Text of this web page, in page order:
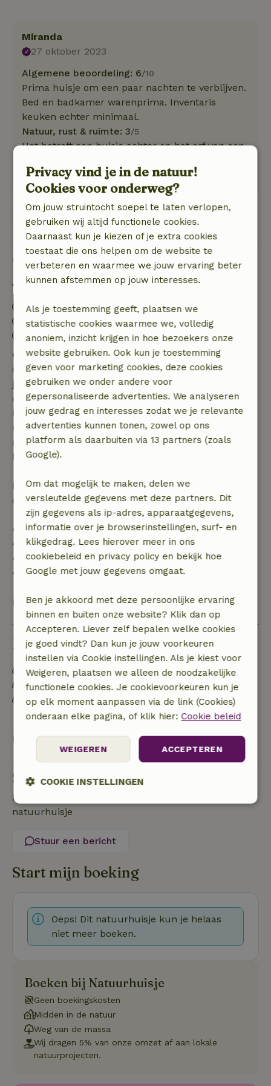
Miranda
27 oktober 2023
Algemene beoordeling: 6/10
Prima huisje om een paar nachten te verblijven.
Bed en badkamer warenprima. Inventaris
keuken echter minimaal.
Natuur, rust & ruimte: 3/5
Het betreft een huisje achter op het erf van een
een natuurhuisje.
Bekijk 1 beoordeling
Goed om te weten
Verblijfdetails
Inchecken: 15:00- 22:00
Uitchecken: 07:00- 11:00
Contactloos verblijf mogelijk
Gratis annuleren binnen 7 dagen
Gratis annuleren binnen 7 dagen na bevestiging van
je boeking, bij een boekingsaanvraag meer dan 28
dagen voor aanvang. Bij een boeking met aanvang
binnen 28 dagen geldt gratis annuleren binnen 24
uur. Bij annulering binnen gestelde periode heb je
recht op volledige terugbetaling van het
boekingsbedrag.
Daarna krijg je een deel van de reissom en 100% van
de borg terugbetaald:
• tot 42 dagen voor aankomst: 70% terugbetaald
• 42–28 dagen voor aankomst: 40% terugbetaald
• 28 dagen tot de aankomstdag: 10% terugbetaald
• op de aankomstdag of later: geen terugbetaling
Bekijk alles
Duurzaamheid
Natuurlijke isolatiematerialen
Gebouwd met natuurlijke bouwmaterialen
Afval scheiden (glas, papier, plastic,
voedselafval/biologisch)
Bekijk alles
Stel een vraag
Neem contact op met de verhuurder van het
natuurhuisje
Stuur een bericht
Start mijn boeking
Oeps! Dit natuurhuisje kun je helaas
niet meer boeken.
Boeken bij Natuurhuisje
Geen boekingskosten
Midden in de natuur
Weg van de massa
Wij dragen 5% van onze omzet af aan lokale
natuurprojecten.
Privacy vind je in de natuur!
Cookies voor onderweg?
Om jouw struintocht soepel te laten verlopen,
gebruiken wij altijd functionele cookies.
Daarnaast kun je kiezen of je extra cookies
toestaat die ons helpen om de website te
verbeteren en waarmee we jouw ervaring beter
kunnen afstemmen op jouw interesses.
Als je toestemming geeft, plaatsen we
statistische cookies waarmee we, volledig
anoniem, inzicht krijgen in hoe bezoekers onze
website gebruiken. Ook kun je toestemming
geven voor marketing cookies, deze cookies
gebruiken we onder andere voor
gepersonaliseerde advertenties. We analyseren
jouw gedrag en interesses zodat we je relevante
advertenties kunnen tonen, zowel op ons
platform als daarbuiten via 13 partners (zoals
Google).
Om dat mogelijk te maken, delen we
versleutelde gegevens met deze partners. Dit
zijn gegevens als ip-adres, apparaatgegevens,
informatie over je browserinstellingen, surf- en
klikgedrag. Lees hierover meer in ons
cookiebeleid en privacy policy en bekijk hoe
Google met jouw gegevens omgaat.
Ben je akkoord met deze persoonlijke ervaring
binnen en buiten onze website? Klik dan op
Accepteren. Liever zelf bepalen welke cookies
je goed vindt? Dan kun je jouw voorkeuren
instellen via Cookie instellingen. Als je kiest voor
Weigeren, plaatsen we alleen de noodzakelijke
functionele cookies. Je cookievoorkeuren kun je
op elk moment aanpassen via de link (Cookies)
onderaan elke pagina, of klik hier: Cookie beleid
ACCEPTEREN
WEIGEREN
COOKIE INSTELLINGEN
Strikt
noodzakelijk
Prestatie Targeting
Functioneel
Strikt noodzakelijke cookies maken de kernfunctionaliteiten
van de website mogelijk, zoals gebruikersaanmelding en
accountbeheer. De website kan niet goed worden gebruikt
zonder de strikt noodzakelijke cookies.
Naam
Domein
Vervaldatum